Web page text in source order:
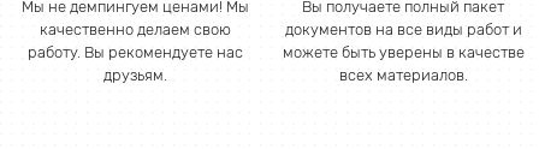
Мы не демпингуем ценами! Мы
качественно делаем свою
работу. Вы рекомендуете нас
друзьям.
Вы получаете полный пакет
документов на все виды работ и
можете быть уверены в качестве
всех материалов.